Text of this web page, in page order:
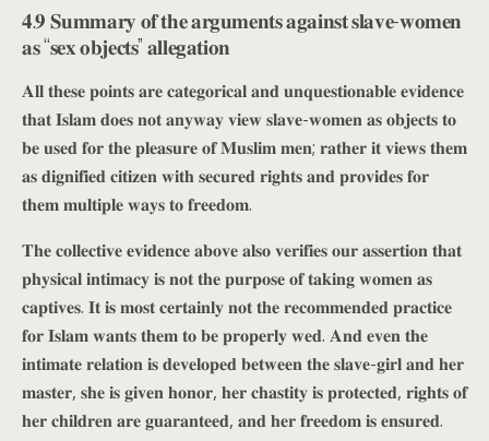
𝟒.𝟗 𝐒𝐮𝐦𝐦𝐚𝐫𝐲 𝐨𝐟 𝐭𝐡𝐞 𝐚𝐫𝐠𝐮𝐦𝐞𝐧𝐭𝐬 𝐚𝐠𝐚𝐢𝐧𝐬𝐭 𝐬𝐥𝐚𝐯𝐞-𝐰𝐨𝐦𝐞𝐧
𝐚𝐬 “𝐬𝐞𝐱 𝐨𝐛𝐣𝐞𝐜𝐭𝐬” 𝐚𝐥𝐥𝐞𝐠𝐚𝐭𝐢𝐨𝐧
𝐀𝐥𝐥 𝐭𝐡𝐞𝐬𝐞 𝐩𝐨𝐢𝐧𝐭𝐬 𝐚𝐫𝐞 𝐜𝐚𝐭𝐞𝐠𝐨𝐫𝐢𝐜𝐚𝐥 𝐚𝐧𝐝 𝐮𝐧𝐪𝐮𝐞𝐬𝐭𝐢𝐨𝐧𝐚𝐛𝐥𝐞 𝐞𝐯𝐢𝐝𝐞𝐧𝐜𝐞
𝐭𝐡𝐚𝐭 𝐈𝐬𝐥𝐚𝐦 𝐝𝐨𝐞𝐬 𝐧𝐨𝐭 𝐚𝐧𝐲𝐰𝐚𝐲 𝐯𝐢𝐞𝐰 𝐬𝐥𝐚𝐯𝐞-𝐰𝐨𝐦𝐞𝐧 𝐚𝐬 𝐨𝐛𝐣𝐞𝐜𝐭𝐬 𝐭𝐨
𝐛𝐞 𝐮𝐬𝐞𝐝 𝐟𝐨𝐫 𝐭𝐡𝐞 𝐩𝐥𝐞𝐚𝐬𝐮𝐫𝐞 𝐨𝐟 𝐌𝐮𝐬𝐥𝐢𝐦 𝐦𝐞𝐧; 𝐫𝐚𝐭𝐡𝐞𝐫 𝐢𝐭 𝐯𝐢𝐞𝐰𝐬 𝐭𝐡𝐞𝐦
𝐚𝐬 𝐝𝐢𝐠𝐧𝐢𝐟𝐢𝐞𝐝 𝐜𝐢𝐭𝐢𝐳𝐞𝐧 𝐰𝐢𝐭𝐡 𝐬𝐞𝐜𝐮𝐫𝐞𝐝 𝐫𝐢𝐠𝐡𝐭𝐬 𝐚𝐧𝐝 𝐩𝐫𝐨𝐯𝐢𝐝𝐞𝐬 𝐟𝐨𝐫
𝐭𝐡𝐞𝐦 𝐦𝐮𝐥𝐭𝐢𝐩𝐥𝐞 𝐰𝐚𝐲𝐬 𝐭𝐨 𝐟𝐫𝐞𝐞𝐝𝐨𝐦.
𝐓𝐡𝐞 𝐜𝐨𝐥𝐥𝐞𝐜𝐭𝐢𝐯𝐞 𝐞𝐯𝐢𝐝𝐞𝐧𝐜𝐞 𝐚𝐛𝐨𝐯𝐞 𝐚𝐥𝐬𝐨 𝐯𝐞𝐫𝐢𝐟𝐢𝐞𝐬 𝐨𝐮𝐫 𝐚𝐬𝐬𝐞𝐫𝐭𝐢𝐨𝐧 𝐭𝐡𝐚𝐭
𝐩𝐡𝐲𝐬𝐢𝐜𝐚𝐥 𝐢𝐧𝐭𝐢𝐦𝐚𝐜𝐲 𝐢𝐬 𝐧𝐨𝐭 𝐭𝐡𝐞 𝐩𝐮𝐫𝐩𝐨𝐬𝐞 𝐨𝐟 𝐭𝐚𝐤𝐢𝐧𝐠 𝐰𝐨𝐦𝐞𝐧 𝐚𝐬
𝐜𝐚𝐩𝐭𝐢𝐯𝐞𝐬. 𝐈𝐭 𝐢𝐬 𝐦𝐨𝐬𝐭 𝐜𝐞𝐫𝐭𝐚𝐢𝐧𝐥𝐲 𝐧𝐨𝐭 𝐭𝐡𝐞 𝐫𝐞𝐜𝐨𝐦𝐦𝐞𝐧𝐝𝐞𝐝 𝐩𝐫𝐚𝐜𝐭𝐢𝐜𝐞
𝐟𝐨𝐫 𝐈𝐬𝐥𝐚𝐦 𝐰𝐚𝐧𝐭𝐬 𝐭𝐡𝐞𝐦 𝐭𝐨 𝐛𝐞 𝐩𝐫𝐨𝐩𝐞𝐫𝐥𝐲 𝐰𝐞𝐝. 𝐀𝐧𝐝 𝐞𝐯𝐞𝐧 𝐭𝐡𝐞
𝐢𝐧𝐭𝐢𝐦𝐚𝐭𝐞 𝐫𝐞𝐥𝐚𝐭𝐢𝐨𝐧 𝐢𝐬 𝐝𝐞𝐯𝐞𝐥𝐨𝐩𝐞𝐝 𝐛𝐞𝐭𝐰𝐞𝐞𝐧 𝐭𝐡𝐞 𝐬𝐥𝐚𝐯𝐞-𝐠𝐢𝐫𝐥 𝐚𝐧𝐝 𝐡𝐞𝐫
𝐦𝐚𝐬𝐭𝐞𝐫, 𝐬𝐡𝐞 𝐢𝐬 𝐠𝐢𝐯𝐞𝐧 𝐡𝐨𝐧𝐨𝐫, 𝐡𝐞𝐫 𝐜𝐡𝐚𝐬𝐭𝐢𝐭𝐲 𝐢𝐬 𝐩𝐫𝐨𝐭𝐞𝐜𝐭𝐞𝐝, 𝐫𝐢𝐠𝐡𝐭𝐬 𝐨𝐟
𝐡𝐞𝐫 𝐜𝐡𝐢𝐥𝐝𝐫𝐞𝐧 𝐚𝐫𝐞 𝐠𝐮𝐚𝐫𝐚𝐧𝐭𝐞𝐞𝐝, 𝐚𝐧𝐝 𝐡𝐞𝐫 𝐟𝐫𝐞𝐞𝐝𝐨𝐦 𝐢𝐬 𝐞𝐧𝐬𝐮𝐫𝐞𝐝.